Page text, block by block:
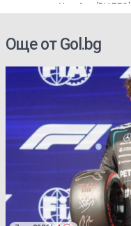
Украйна (ВИДЕО)
Още от Gol.bg